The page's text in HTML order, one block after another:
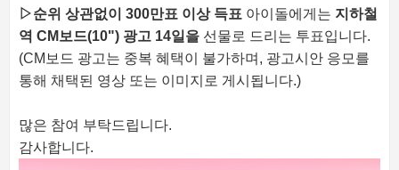
▷순위 상관없이 300만표 이상 득표 아이돌에게는 지하철
역 CM보드(10") 광고 14일을 선물로 드리는 투표입니다.
(CM보드 광고는 중복 혜택이 불가하며, 광고시안 응모를
통해 채택된 영상 또는 이미지로 게시됩니다.)
많은 참여 부탁드립니다.
감사합니다.